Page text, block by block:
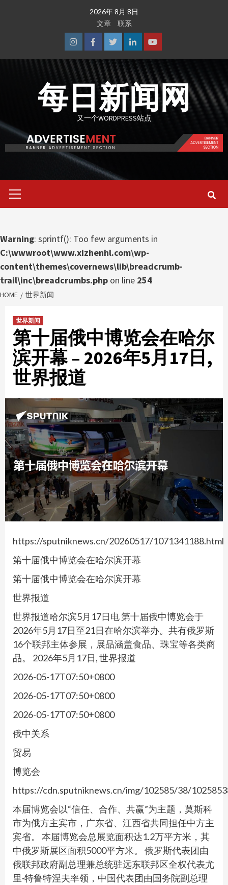
2026年 8月 8日
文章
联系
InstagramFacebook
TwitterLinkedinYoutube
每日新闻网
又一个WORDPRESS站点
Menu
Warning: sprintf(): Too few arguments in
C:\wwwroot\www.xizhenhl.com\wp-
content\themes\covernews\lib\breadcrumb-
trail\inc\breadcrumbs.php on line 254
HOME 世界新闻
世界新闻
第十届俄中博览会在哈尔
滨开幕 – 2026年5月17日,
世界报道
https://sputniknews.cn/20260517/1071341188.html
第十届俄中博览会在哈尔滨开幕
第十届俄中博览会在哈尔滨开幕
世界报道
世界报道哈尔滨5月17日电 第十届俄中博览会于
2026年5月17日至21日在哈尔滨举办。共有俄罗斯
16个联邦主体参展，展品涵盖食品、珠宝等各类商
品。 2026年5月17日, 世界报道
2026-05-17T07:50+0800
2026-05-17T07:50+0800
2026-05-17T07:50+0800
俄中关系
贸易
博览会
https://cdn.sputniknews.cn/img/102585/38/
本届博览会以“信任、合作、共赢”为主题，莫斯科
市为俄方主宾市，广东省、江西省共同担任中方主
宾省。 本届博览会总展览面积达1.2万平方米，其
中俄罗斯展区面积5000平方米。 俄罗斯代表团由
俄联邦政府副总理兼总统驻远东联邦区全权代表尤
里·特鲁特涅夫率领，中国代表团由国务院副总理